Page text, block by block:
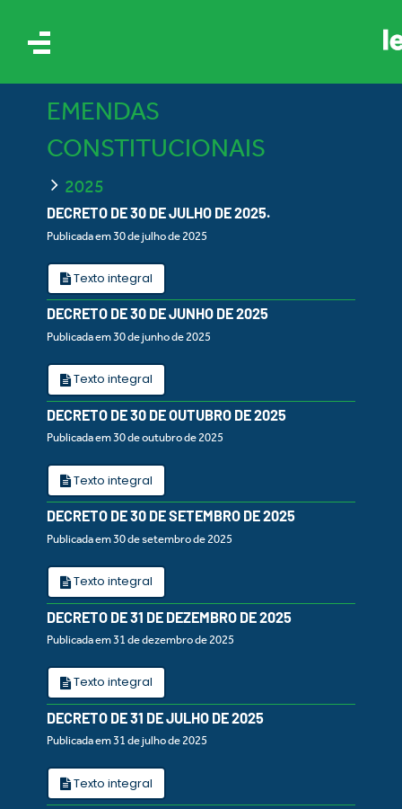
EMENDAS
CONSTITUCIONAIS
2025
DECRETO DE 30 DE JULHO DE 2025.
Publicada em 30 de julho de 2025
Texto integral
DECRETO DE 30 DE JUNHO DE 2025
Publicada em 30 de junho de 2025
Texto integral
DECRETO DE 30 DE OUTUBRO DE 2025
Publicada em 30 de outubro de 2025
Texto integral
DECRETO DE 30 DE SETEMBRO DE 2025
Publicada em 30 de setembro de 2025
Texto integral
DECRETO DE 31 DE DEZEMBRO DE 2025
Publicada em 31 de dezembro de 2025
Texto integral
DECRETO DE 31 DE JULHO DE 2025
Publicada em 31 de julho de 2025
Texto integral